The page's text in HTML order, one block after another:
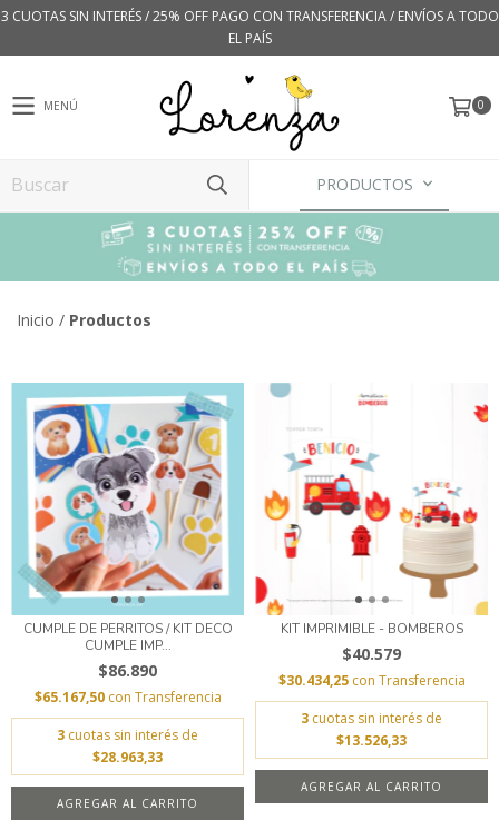
3 CUOTAS SIN INTERÉS / 25% OFF PAGO CON TRANSFERENCIA / ENVÍOS A TODO
EL PAÍS
MENÚ 0
PRODUCTOS
Inicio / Productos
CUMPLE DE PERRITOS / KIT DECO
CUMPLE IMP...
$86.890
$65.167,50 con Transferencia
3 cuotas sin interés de
$28.963,33
KIT IMPRIMIBLE - BOMBEROS
$40.579
$30.434,25 con Transferencia
3 cuotas sin interés de
$13.526,33
AGREGAR AL CARRITO